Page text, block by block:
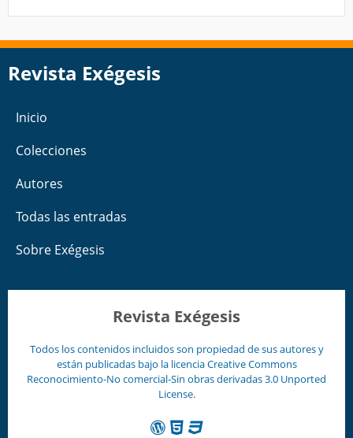
Revista Exégesis
Inicio
Colecciones
Autores
Todas las entradas
Sobre Exégesis
Revista Exégesis
Todos los contenidos incluidos son propiedad de sus autores y
están publicadas bajo la licenciaCreative Commons
Reconocimiento-No comercial-Sin obras derivadas 3.0 Unported
License.